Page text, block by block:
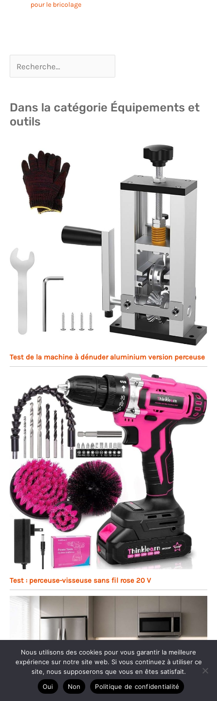
pour le bricolage
Dans la catégorie Équipements et
outils
Test de la machine à dénuder aluminium version perceuse
Test : perceuse-visseuse sans fil rose 20 V
Nous utilisons des cookies pour vous garantir la meilleure
expérience sur notre site web. Si vous continuez à utiliser ce
site, nous supposerons que vous en êtes satisfait.
Oui
Non Politique de confidentialité